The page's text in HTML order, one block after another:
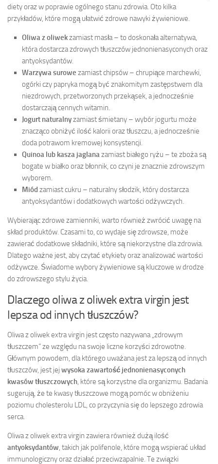
diety oraz w poprawie ogólnego stanu zdrowia. Oto kilka
przykładów, które mogą ułatwić zdrowe nawyki żywieniowe.
Oliwa z oliwekzamiast masła – to doskonała alternatywa,
która dostarcza zdrowych tłuszczów jednonienasyconych oraz
antyoksydantów.
Warzywa surowe zamiast chipsów – chrupiące marchewki,
ogórki czy papryka mogą być znakomitym zastępstwem dla
niezdrowych, przetworzonych przekąsek, a jednocześnie
dostarczają cennych witamin.
Jogurt naturalnyzamiast śmietany – wybór jogurtu może
znacząco obniżyć ilość kalorii oraz tłuszczu, a jednocześnie
doda potrawom kremowej konsystencji.
Quinoa lub kasza jaglanazamiast białego ryżu – te zboża są
bogate w białko oraz błonnik, co czyni je znacznie zdrowszym
wyborem.
Miód zamiast cukru – naturalny słodzik, który dostarcza
antyoksydantów i dodatkowych wartości odżywczych.
Wybierając zdrowe zamienniki, warto również zwrócić uwagę na
skład produktów. Czasami to, co wydaje się zdrowsze, może
zawierać dodatkowe składniki, które są niekorzystne dla zdrowia.
Dlatego ważne jest, aby czytać etykiety oraz analizować wartości
odżywcze. Świadome wybory żywieniowe są kluczowe w drodze
do zdrowszego stylu życia.
Dlaczego oliwa z oliwek extra virgin jest
lepsza od innych tłuszczów?
Oliwa z oliwek extra virgin jest często nazywana „zdrowym
tłuszczem” ze względu na swoje liczne korzyści zdrowotne.
Głównym powodem, dla którego uważana jest za lepszą od innych
tłuszczów, jest jej wysoka zawartość jednonienasyconych
kwasów tłuszczowych, które są korzystne dla organizmu. Badania
sugerują, że te kwasy tłuszczowe mogą pomóc w obniżeniu
poziomu cholesterolu LDL, co przyczynia się do lepszego zdrowia
serca.
Oliwa z oliwek extra virgin zawiera również dużą ilość
antyoksydantów, takich jak polifenole, które mogą wspierać układ
immunologiczny oraz działać przeciwzapalnie. Te związki